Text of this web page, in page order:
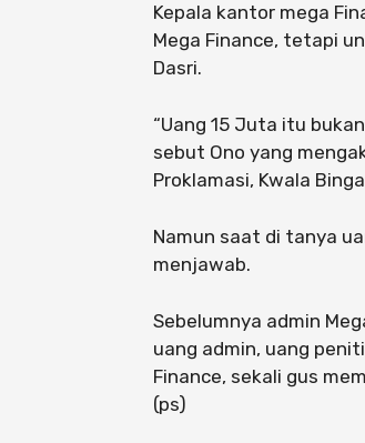
Kepala kantor mega
Mega Finance, tetapi
Dasri.
“Uang 15 Juta itu
sebut Ono yang
Proklamasi, Kwala
Namun saat di tanya
menjawab.
Sebelumnya admin
uang admin, uang
Finance, sekali gus
(ps)